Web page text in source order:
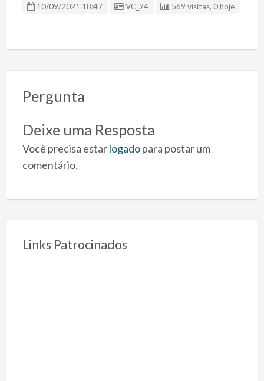
10/09/2021 18:47 ID Anúncio
VC_24 569 visitas, 0 hoje
Pergunta
Deixe uma Resposta
Você precisa estarlogadopara postar um
comentário.
Links Patrocinados